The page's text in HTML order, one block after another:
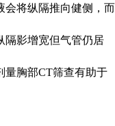
会将纵隔推向健侧，而
隔影增宽但气管仍居
量胸部CT筛查有助于